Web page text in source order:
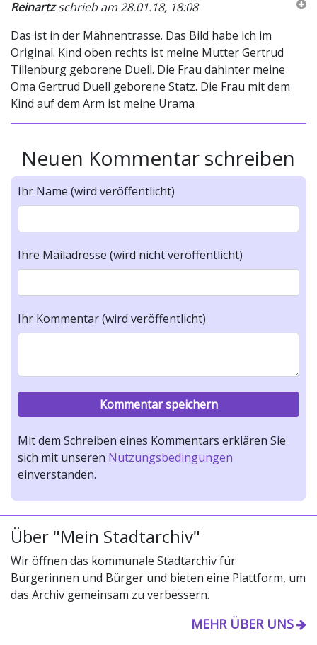
Reinartzschrieb am 28.01.18, 18:08
Das ist in der Mähnentrasse. Das Bild habe ich im
Original. Kind oben rechts ist meine Mutter Gertrud
Tillenburg geborene Duell. Die Frau dahinter meine
Oma Gertrud Duell geborene Statz. Die Frau mit dem
Kind auf dem Arm ist meine Urama
Neuen Kommentar schreiben
Ihr Name (wird veröffentlicht)
Ihre Mailadresse (wird nicht veröffentlicht)
Ihr Kommentar (wird veröffentlicht)
Mit dem Schreiben eines Kommentars erklären Sie
sich mit unseren Nutzungsbedingungen
einverstanden.
Über "Mein Stadtarchiv"
Wir öffnen das kommunale Stadtarchiv für
Bürgerinnen und Bürger und bieten eine Plattform, um
das Archiv gemeinsam zu verbessern.
MEHR ÜBER UNS